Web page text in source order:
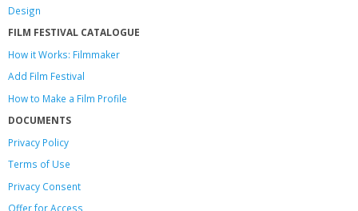
Design
FILM FESTIVAL CATALOGUE
How it Works: Filmmaker
Add Film Festival
How to Make a Film Profile
DOCUMENTS
Privacy Policy
Terms of Use
Privacy Consent
Offerfor Access